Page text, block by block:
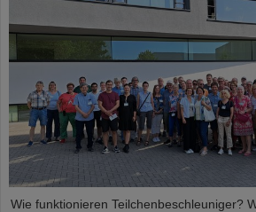
Wie funktionieren Teilchenbeschleuniger?